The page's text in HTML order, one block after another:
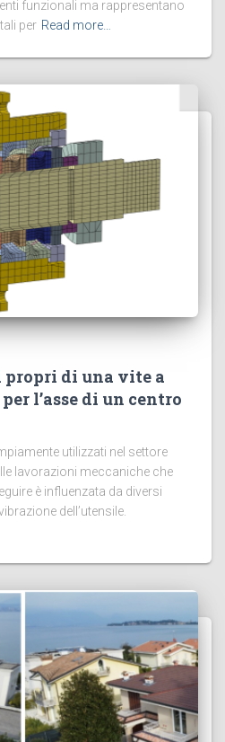
funzionali ma rappresentano
per Read more…
propri di una vite a
l’asse di un centro
utilizzati nel settore
lavorazioni meccaniche che
è influenzata da diversi
dell’utensile.